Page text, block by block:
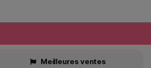
Meilleures ventes